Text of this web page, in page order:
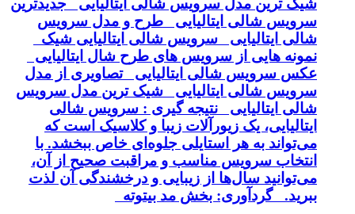
شیک ترین مدل سرویس شالی ایتالیایی جدیدترین
سرویس شالی ایتالیایی طرح و مدل سرویس
شالی ایتالیایی سرویس شالی ایتالیایی شیک
نمونه هایی از سرویس های طرح شال ایتالیایی
عکس سرویس شالی ایتالیایی تصاویری از مدل
سرویس شالی ایتالیایی شیک ترین مدل سرویس
شالی ایتالیایی نتیجه گیری : سرویس شالی
ایتالیایی، یک زیورآلات زیبا و کلاسیک است که
می‌تواند به هر استایلی جلوه‌ای خاص ببخشد. با
انتخاب سرویس مناسب و مراقبت صحیح از آن،
می‌توانید سال‌ها از زیبایی و درخشندگی آن لذت
ببرید. گردآوری: بخش مد بیتوته